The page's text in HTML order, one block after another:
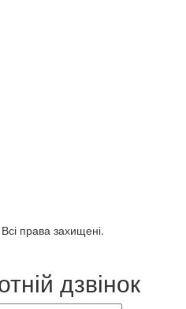
права захищені.
дзвінок